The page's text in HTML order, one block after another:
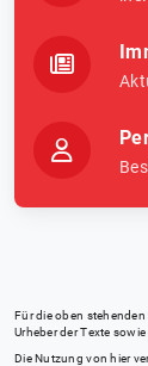
Für die oben stehenden
Urheber der Texte
Die Nutzung von hier